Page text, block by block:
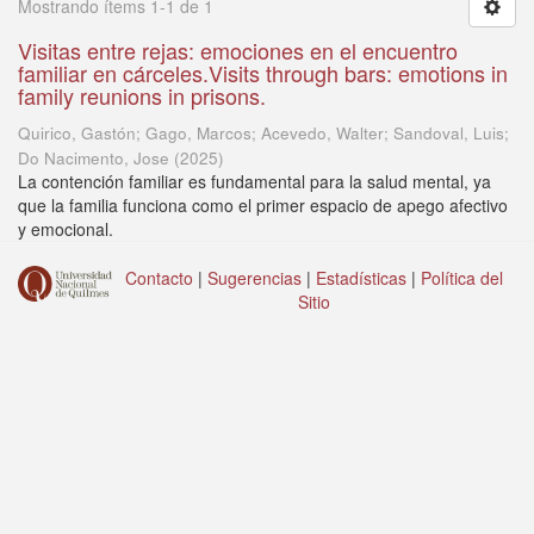
Mostrando ítems 1-1 de 1
Visitas entre rejas: emociones en el encuentro
familiar en cárceles.Visits through bars: emotions in
family reunions in prisons.
Quirico, Gastón; Gago, Marcos; Acevedo, Walter; Sandoval, Luis;
Do Nacimento, Jose (2025)
La contención familiar es fundamental para la salud mental, ya
que la familia funciona como el primer espacio de apego afectivo
y emocional.
Contacto | Sugerencias | Estadísticas | Política del
Sitio